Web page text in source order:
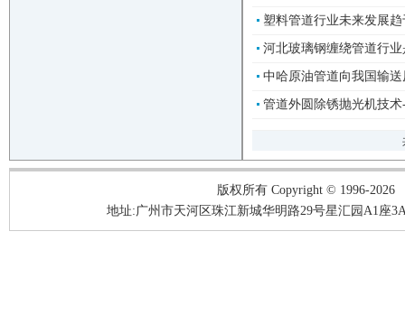
塑料管道行业未来发展
河北玻璃钢缠绕管道行
中哈原油管道向我国输
管道外圆除锈抛光机技
版权所有 Copyright © 1996-2026
地址:广州市天河区珠江新城华明路29号星汇园A1座